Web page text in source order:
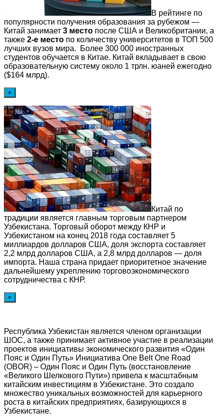
В рейтинге по
популярности получения образования за рубежом —
Китай занимает 3 место после США и Великобритании, а
также 2-е место по количеству университетов в ТОП 500
лучших вузов мира. Более 300 000 иностранных
студентов обучается в Китае. Китай вкладывает в свою
образовательную систему около 1 трлн. юаней ежегодно
($164 млрд).
×
Китай по
традиции является главным торговым партнером
Узбекистана. Торговый оборот между КНР и
Узбекистаном на конец 2018 года составляет 5
миллиардов долларов США, доля экспорта составляет
2,2 млрд долларов США, а 2,8 млрд долларов — доля
импорта. Наша страна придает приоритетное значение
дальнейшему укреплению торговоэкономического
сотрудничества с КНР.
×
Республика Узбекистан является членом организации
ШОС, а также принимает активное участие в реализации
проектов инициативы экономического развития «Один
Пояс и Один Путь» Инициатива One Belt One Road
(OBOR) – Один Пояс и Один Путь (восстановление
«Великого Шелкового Пути») привела к масштабным
китайским инвестициям в Узбекистане. Это создало
множество уникальных возможностей для карьерного
роста в китайских предприятиях, базирующихся в
Узбекистане.